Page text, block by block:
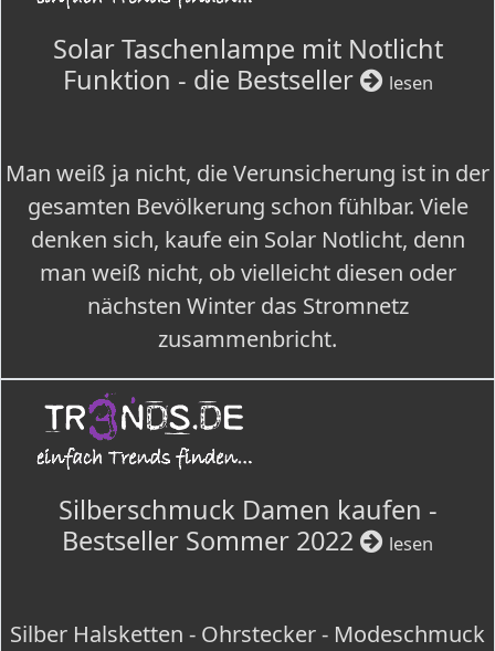
Solar Taschenlampe mit Notlicht
Funktion - die Bestseller
lesen
Man weiß ja nicht, die Verunsicherung ist in der
gesamten Bevölkerung schon fühlbar. Viele
denken sich, kaufe ein Solar Notlicht, denn
man weiß nicht, ob vielleicht diesen oder
nächsten Winter das Stromnetz
zusammenbricht.
Silberschmuck Damen kaufen -
Bestseller Sommer 2022
lesen
Silber Halsketten - Ohrstecker - Modeschmuck